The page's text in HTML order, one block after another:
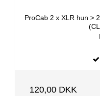
ProCab 2 x XLR hun >
120,00 DKK